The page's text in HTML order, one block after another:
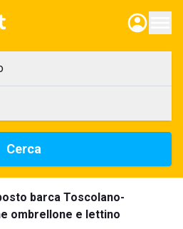
Cerca
barca Toscolano-
ombrellone e lettino